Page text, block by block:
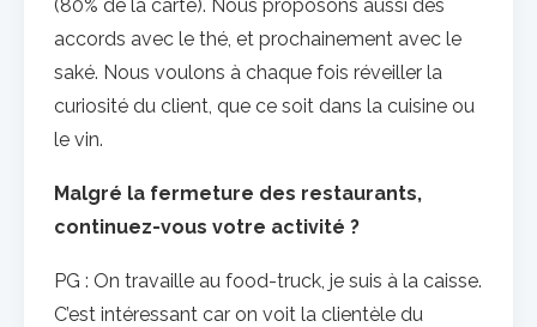
(80% de la carte). Nous proposons aussi des
accords avec le thé, et prochainement avec le
saké. Nous voulons à chaque fois réveiller la
curiosité du client, que ce soit dans la cuisine ou
le vin.
Malgré la fermeture des restaurants,
continuez-vous votre activité ?
PG : On travaille au food-truck, je suis à la caisse.
C’est intéressant car on voit la clientèle du